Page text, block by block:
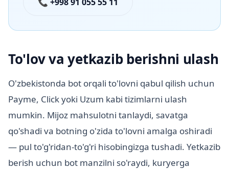
To'lov va yetkazib berishni ulash
O'zbekistonda bot orqali to'lovni qabul qilish uchun
Payme, Click yoki Uzum kabi tizimlarni ulash
mumkin. Mijoz mahsulotni tanlaydi, savatga
qo'shadi va botning o'zida to'lovni amalga oshiradi
— pul to'g'ridan-to'g'ri hisobingizga tushadi. Yetkazib
berish uchun bot manzilni so'raydi, kuryerga